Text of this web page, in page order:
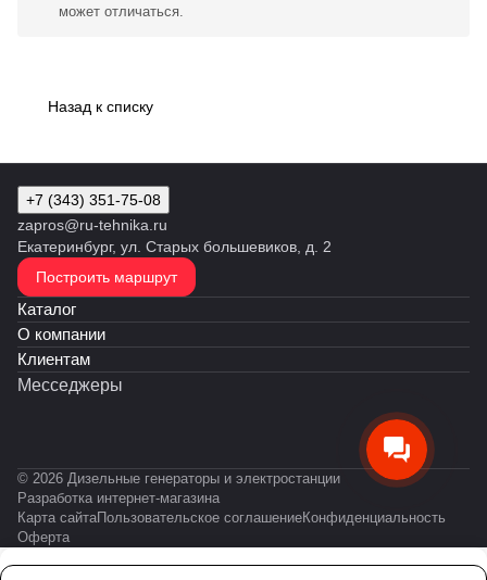
может отличаться.
Назад к списку
+7 (343) 351-75-08
zapros@ru-tehnika.ru
Екатеринбург, ул. Старых большевиков, д. 2
Построить маршрут
Каталог
О компании
Клиентам
Месседжеры
© 2026 Дизельные генераторы и электростанции
Разработка интернет-магазина
Карта сайтаПользовательское соглашениеКонфиденциальность
Оферта